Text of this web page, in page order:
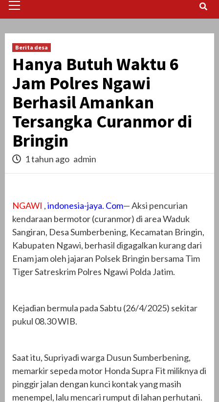
Menu
Berita desa
Hanya Butuh Waktu 6
Jam Polres Ngawi
Berhasil Amankan
Tersangka Curanmor di
Bringin
1 tahun ago admin
NGAWI ,indonesia-jaya. Com— Aksi pencurian
kendaraan bermotor (curanmor) di area Waduk
Sangiran, Desa Sumberbening, Kecamatan Bringin,
Kabupaten Ngawi, berhasil digagalkan kurang dari
Enam jam oleh jajaran Polsek Bringin bersama Tim
Tiger Satreskrim Polres Ngawi Polda Jatim.
Kejadian bermula pada Sabtu (26/4/2025) sekitar
pukul 08.30 WIB.
Saat itu, Supriyadi warga Dusun Sumberbening,
memarkir sepeda motor Honda Supra Fit miliknya di
pinggir jalan dengan kunci kontak yang masih
menempel, lalu mencari rumput di lahan perhutani.